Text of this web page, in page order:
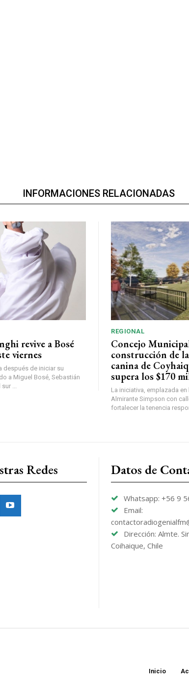
INFORMACIONES RELACIONADAS
revive a Bosé
viernes
después de iniciar su
a Miguel Bosé, Sebastián
...
REGIONAL
Concejo
construcción de
canina de
supera los $170
La iniciativa, emplazada
Almirante Simpson con
fortalecer la tenencia
Redes Datos de
Whatsapp: +56 9
Email:
Dirección: Almte.
Coihaique, Chile
Inicio